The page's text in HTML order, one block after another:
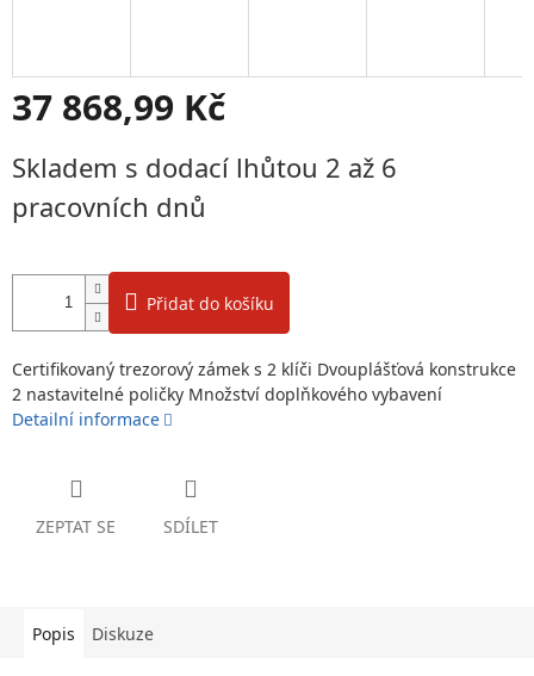
37 868,99 Kč
cena:
Skladem s dodací lhůtou 2 až 6
pracovních dnů
Přidat do košíku
Certifikovaný trezorový zámek s 2 klíči Dvouplášťová konstrukce
2 nastavitelné poličky Množství doplňkového vybavení
Detailní informace
ZEPTAT SE SDÍLET
Popis Diskuze